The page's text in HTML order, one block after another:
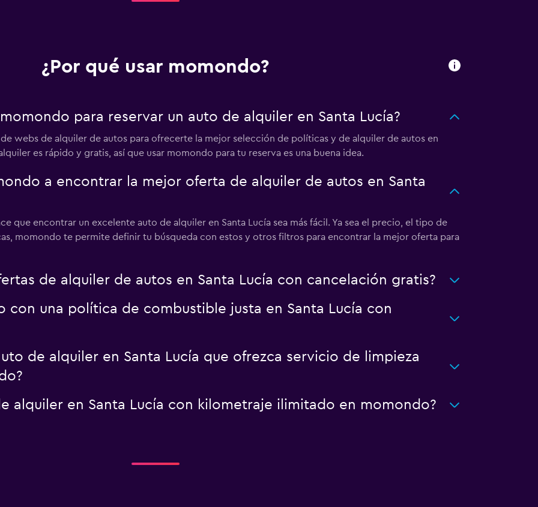
¿Por qué usar momondo?
para reservar un auto de alquiler en Santa Lucía?
webs de alquiler de autos para ofrecerte la mejor selección de políticas y de alquiler de autos en
es rápido y gratis, así que usar momondo para tu reserva es una buena idea.
a encontrar la mejor oferta de alquiler de autos en Santa
que encontrar un excelente auto de alquiler en Santa Lucía sea más fácil. Ya sea el precio, el tipo de
momondo te permite definir tu búsqueda con estos y otros filtros para encontrar la mejor oferta para
de alquiler de autos en Santa Lucía con cancelación gratis?
con una política de combustible justa en Santa Lucía con
de alquiler en Santa Lucía que ofrezca servicio de limpieza
alquiler en Santa Lucía con kilometraje ilimitado en momondo?